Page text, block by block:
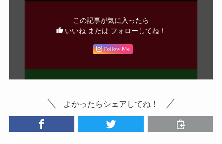
この記事が気に入ったら
いいね または フォローしてね！
Follow Me
よかったらシェアしてね！